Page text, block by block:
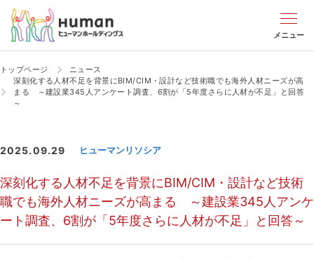
メニュー
トップページ
ニュース
深刻化する人材不足を背景にBIM/CIM・設計など技術職でも海外人材ニーズが高
まる ～建設業345人アンケート調査、6割が「5年度さらに人材が不足」と回答
～
2025.09.29 ヒューマンリソシア
深刻化する人材不足を背景にBIM/CIM・設計など技術
職でも海外人材ニーズが高まる ～建設業345人アンケ
ート調査、6割が「5年度さらに人材が不足」と回答～